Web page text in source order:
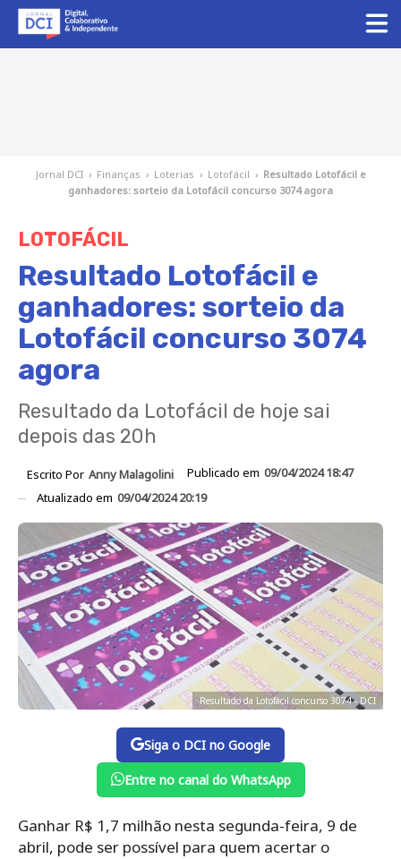
Jornal DCI › Finanças › Loterias › Lotofácil › Resultado Lotofácil e
ganhadores: sorteio da Lotofácil concurso 3074 agora
LOTOFÁCIL
Resultado Lotofácil e
ganhadores: sorteio da
Lotofácil concurso 3074
agora
Resultado da Lotofácil de hoje sai
depois das 20h
Escrito Por Anny Malagolini Publicado em 09/04/2024 18:47
Atualizado em 09/04/2024 20:19
Resultado da Lotofácil concurso 3074 - DCI
Siga o DCI no Google
Entre no canal do WhatsApp
Ganhar R$ 1,7 milhão nesta segunda-feira, 9 de
abril, pode ser possível para quem acertar o